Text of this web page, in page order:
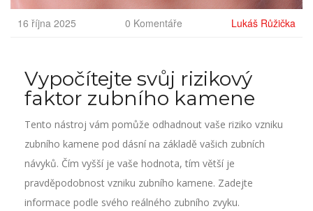
16 října 2025 0 Komentáře Lukáš Růžička
Vypočítejte svůj rizikový
faktor zubního kamene
Tento nástroj vám pomůže odhadnout vaše riziko vzniku
zubního kamene pod dásní na základě vašich zubních
návyků. Čím vyšší je vaše hodnota, tím větší je
pravděpodobnost vzniku zubního kamene. Zadejte
informace podle svého reálného zubního zvyku.